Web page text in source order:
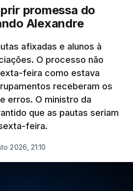
promessa do
Alexandre
afixadas e alunos à
O processo não
feira como estava
receberam os
erros. O ministro da
que as pautas seriam
feira.
2026, 21:10